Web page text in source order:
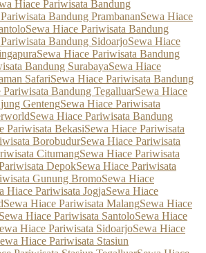
Hiace Pariwisata Bandung
Bandung PrambananSewa Hiace
Sewa Hiace Pariwisata Bandung
Bandung SidoarjoSewa Hiace
Sewa Hiace Pariwisata Bandung
Bandung SurabayaSewa Hiace
SafariSewa Hiace Pariwisata Bandung
Pariwisata Bandung TegalluarSewa Hiace
GentengSewa Hiace Pariwisata
Sewa Hiace Pariwisata Bandung
Pariwisata BekasiSewa Hiace Pariwisata
BorobudurSewa Hiace Pariwisata
CitumangSewa Hiace Pariwisata
DepokSewa Hiace Pariwisata
Gunung BromoSewa Hiace
Hiace Pariwisata JogjaSewa Hiace
Sewa Hiace Pariwisata MalangSewa Hiace
Sewa Hiace Pariwisata SantoloSewa Hiace
Hiace Pariwisata SidoarjoSewa Hiace
Hiace Pariwisata Stasiun